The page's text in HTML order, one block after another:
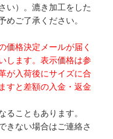
い）。漉き加工をした
めご了承ください。
価格決定メールが届く
します。表示価格は参
が入荷後にサイズに合
すと差額の入金・返金
ることもあります。
きない場合はご連絡さ